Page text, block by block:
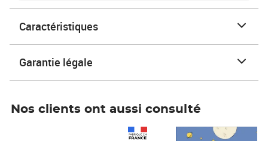
Caractéristiques
Garantie légale
Nos clients ont aussi consulté
Prix 7,50€